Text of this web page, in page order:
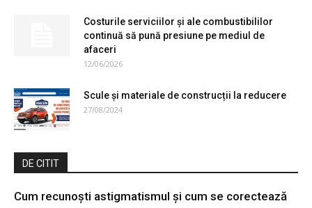
Costurile serviciilor și ale combustibililor
continuă să pună presiune pe mediul de
afaceri
12/06/2026
Scule și materiale de construcții la reducere
27/08/2024
DE CITIT
Cum recunoști astigmatismul și cum se corectează